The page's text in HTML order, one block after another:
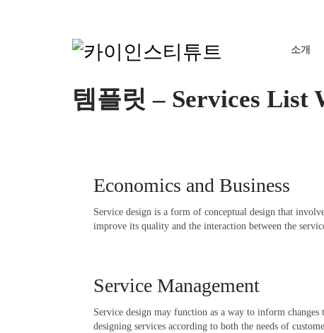
소개
템플릿 – Services List
Economics and Business
Service design is a form of conceptual design that
improve its quality and the interaction between the
Service Management
Service design may function as a way to inform
designing services according to both the needs of